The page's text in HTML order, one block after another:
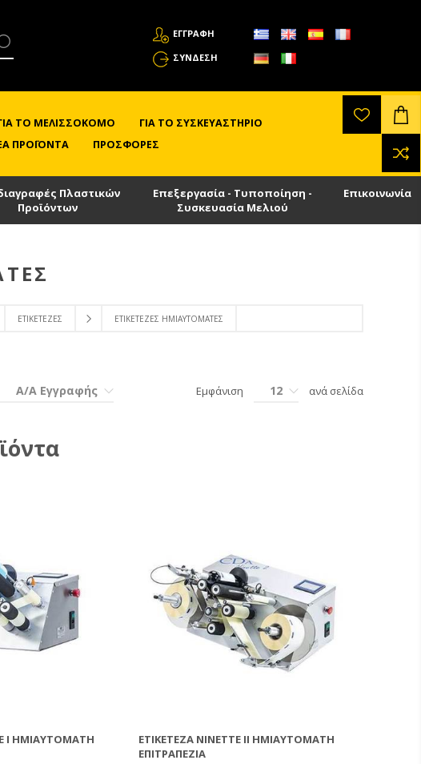
ΕΓΓΡΑΦΗ
ΣΎΝΔΕΣΗ
ΤΟ ΜΕΛΙΣΣΟΚΌΜΟ
ΓΙΑ ΤΟ ΣΥΣΚΕΥΑΣΤΉΡΙΟ
ΠΡΟΪΌΝΤΑ ΠΡΟΣΦΟΡΈΣ
Πλαστικών
Προϊόντων
Επεξεργασία - Τυποποίηση -
Συσκευασία Μελιού
Επικοινωνία
ΕΤΙΚΕΤΈΖΕΣ ΕΤΙΚΕΤΈΖΕΣ ΗΜΙΑΥΤΌΜΑΤΕΣ
Α/Α Εγγραφής Εμφάνιση 12 ανά σελίδα
I ΗΜΙΑΥΤΌΜΑΤΗ
ΕΤΙΚΕΤΈΖΑ NINETTE II ΗΜΙΑΥΤΌΜΑΤΗ
ΕΠΙΤΡΑΠΈΖΙΑ